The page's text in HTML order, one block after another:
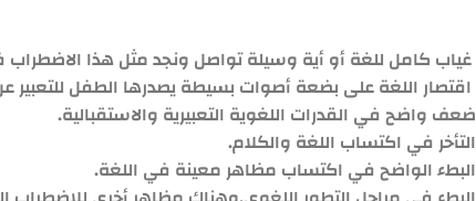
غياب كامل للغة أو أية وسيلة تواصل ونجد مثل هذا الاضطراب
اقتصار اللغة على بضعة أصوات بسيطة يصدرها الطفل للتعبير
ضعف واضح في القدرات اللغوية التعبيرية والاستقبالية.
التأخر في اكتساب اللغة والكلام.
البطء الواضح في اكتساب مظاهر معينة في اللغة.